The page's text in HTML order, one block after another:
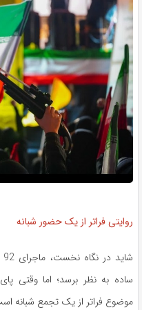
روایتی فراتر از یک حضور شبانه
ساده به نظر برسد؛ اما وقتی
موضوع فراتر از یک تجمع شبانه